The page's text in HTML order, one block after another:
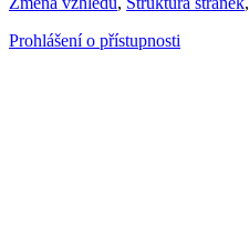
Prohlášení o přístupnosti